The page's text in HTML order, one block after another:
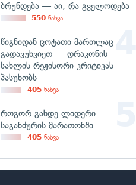
ბრუნდება — აი, რა გველოდება
550 ნახვა
წიგნიდან ცოტათი მართლაც
გადავუხვიეთ — დრაკონის
სახლის რეჟისორი კრიტიკას
პასუხობს
405 ნახვა
როგორ გახდე ლიდერი
საგანძურის მარათონში
405 ნახვა